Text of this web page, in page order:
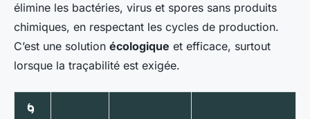
élimine les bactéries, virus et spores sans produits
chimiques, en respectant les cycles de production.
C’est une solution écologique et efficace, surtout
lorsque la traçabilité est exigée.
🌀